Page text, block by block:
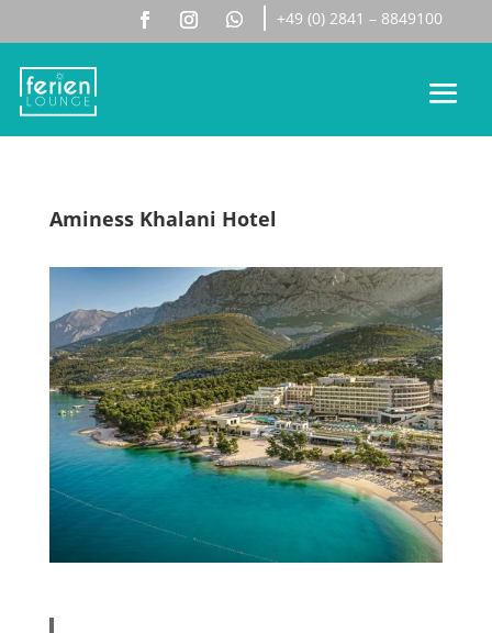
+49 (0) 2841 – 8849100
Aminess Khalani Hotel